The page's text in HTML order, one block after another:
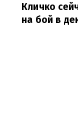
Кличко
на бой в